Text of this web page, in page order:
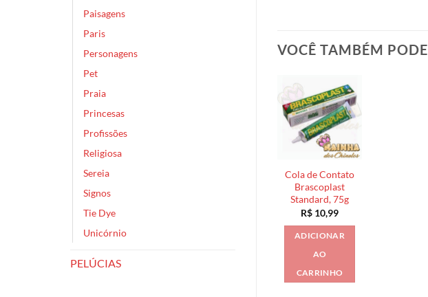
Paisagens
Paris
Personagens
Pet
Praia
Princesas
Profissões
Religiosa
Sereia
Signos
Tie Dye
Unicórnio
PELÚCIAS
VOCÊ TAMBÉM
Cola de Contato
Brascoplast
Standard, 75g
R$ 10,99
ADICIONAR
AO
CARRINHO